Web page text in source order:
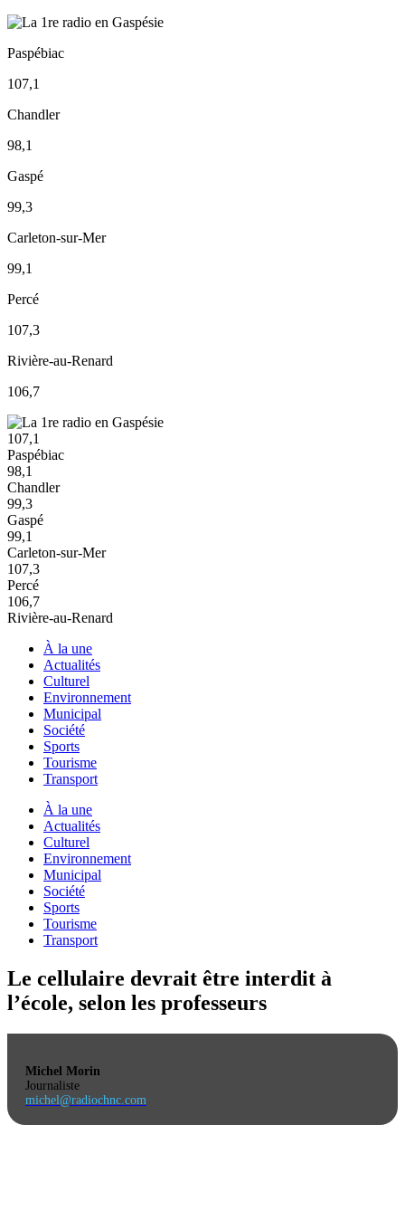
Paspébiac
107,1
Chandler
98,1
Gaspé
99,3
Carleton-sur-Mer
99,1
Percé
107,3
Rivière-au-Renard
106,7
107,1
Paspébiac
98,1
Chandler
99,3
Gaspé
99,1
Carleton-sur-Mer
107,3
Percé
106,7
Rivière-au-Renard
À la une
Actualités
Culturel
Environnement
Municipal
Société
Sports
Tourisme
Transport
À la une
Actualités
Culturel
Environnement
Municipal
Société
Sports
Tourisme
Transport
Le cellulaire devrait être interdit à
l’école, selon les professeurs
Michel Morin
Journaliste
michel@radiochnc.com